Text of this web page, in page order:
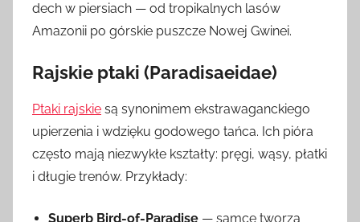
dech w piersiach — od tropikalnych lasów
Amazonii po górskie puszcze Nowej Gwinei.
Rajskie ptaki (Paradisaeidae)
Ptaki rajskie są synonimem ekstrawaganckiego
upierzenia i wdzięku godowego tańca. Ich pióra
często mają niezwykłe kształty: pręgi, wąsy, płatki
i długie trenów. Przykłady:
Superb Bird-of-Paradise — samce tworzą